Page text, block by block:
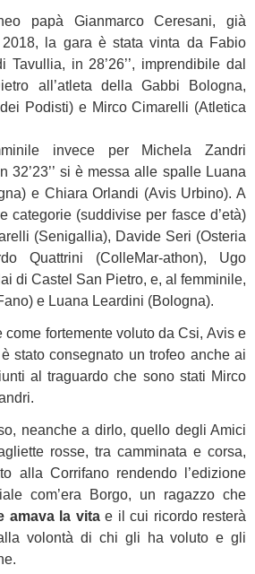
papà Gianmarco Ceresani, già
la gara è stata vinta da Fabio
in 28’26’’, imprendibile dal
all’atleta della Gabbi Bologna,
Podisti) e Mirco Cimarelli (Atletica
invece per Michela Zandri
32’23’’ si è messa alle spalle Luana
e Chiara Orlandi (Avis Urbino). A
categorie (suddivise per fasce d’età)
(Senigallia), Davide Seri (Osteria
Quattrini (ColleMar-athon), Ugo
di Castel San Pietro, e, al femminile,
e Luana Leardini (Bologna).
fortemente voluto da Csi, Avis e
stato consegnato un trofeo anche ai
al traguardo che sono stati Mirco
neanche a dirlo, quello degli Amici
rosse, tra camminata e corsa,
alla Corrifano rendendo l’edizione
com’era Borgo, un ragazzo che
amava la vitae il cui ricordo resterà
volontà di chi gli ha voluto e gli